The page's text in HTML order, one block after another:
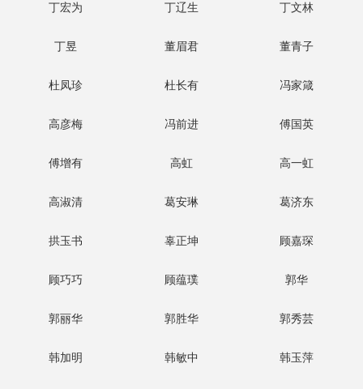
丁宏为 丁辽生 丁文林
丁昱 董眉君 董青子
杜凤珍 杜长有 冯家箴
高彦梅 冯前进 傅国英
傅增有 高虹 高一虹
高淑清 葛安琳 葛济东
拱玉书 辜正坤 顾嘉琛
顾巧巧 顾蕴璞 郭华
郭丽华 郭胜华 郭秀芸
韩加明 韩敏中 韩玉萍